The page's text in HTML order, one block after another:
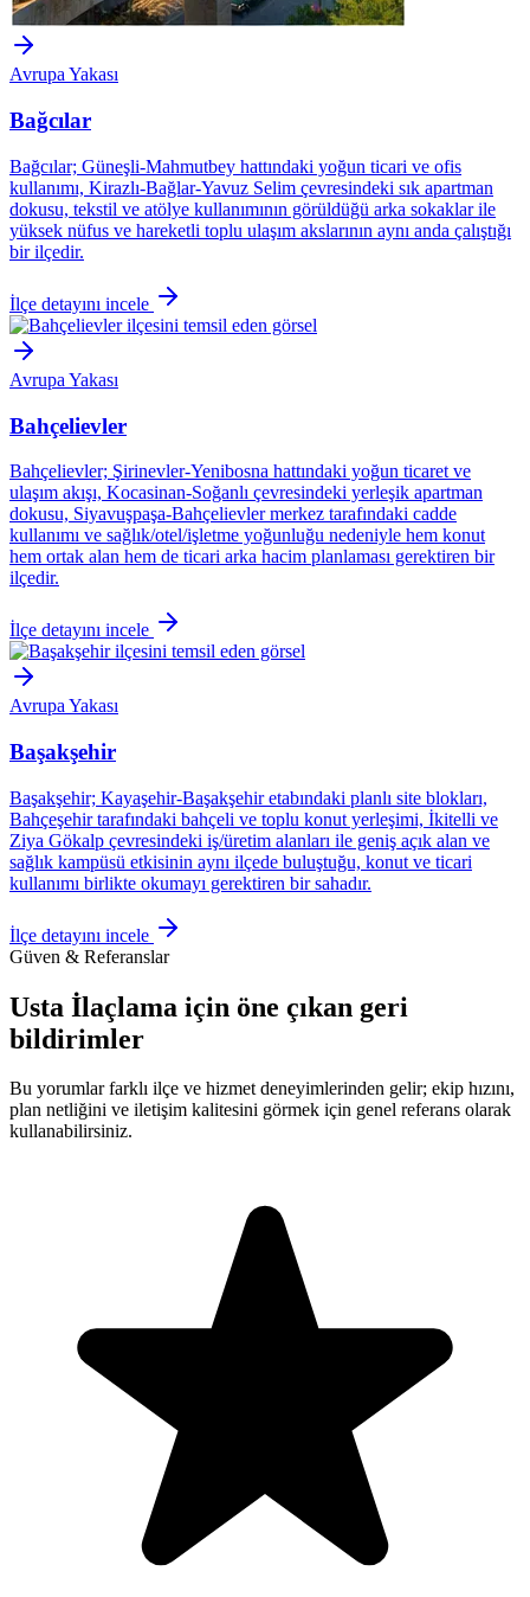
Avrupa Yakası
Bağcılar
Bağcılar; Güneşli-Mahmutbey hattındaki yoğun ticari ve ofis
kullanımı, Kirazlı-Bağlar-Yavuz Selim çevresindeki sık apartman
dokusu, tekstil ve atölye kullanımının görüldüğü arka sokaklar ile
yüksek nüfus ve hareketli toplu ulaşım akslarının aynı anda çalıştığı
bir ilçedir.
İlçe detayını incele
Avrupa Yakası
Bahçelievler
Bahçelievler; Şirinevler-Yenibosna hattındaki yoğun ticaret ve
ulaşım akışı, Kocasinan-Soğanlı çevresindeki yerleşik apartman
dokusu, Siyavuşpaşa-Bahçelievler merkez tarafındaki cadde
kullanımı ve sağlık/otel/işletme yoğunluğu nedeniyle hem konut
hem ortak alan hem de ticari arka hacim planlaması gerektiren bir
ilçedir.
İlçe detayını incele
Avrupa Yakası
Başakşehir
Başakşehir; Kayaşehir-Başakşehir etabındaki planlı site blokları,
Bahçeşehir tarafındaki bahçeli ve toplu konut yerleşimi, İkitelli ve
Ziya Gökalp çevresindeki iş/üretim alanları ile geniş açık alan ve
sağlık kampüsü etkisinin aynı ilçede buluştuğu, konut ve ticari
kullanımı birlikte okumayı gerektiren bir sahadır.
İlçe detayını incele
Güven & Referanslar
Usta İlaçlama için öne çıkan geri
bildirimler
Bu yorumlar farklı ilçe ve hizmet deneyimlerinden gelir; ekip hızını,
plan netliğini ve iletişim kalitesini görmek için genel referans olarak
kullanabilirsiniz.